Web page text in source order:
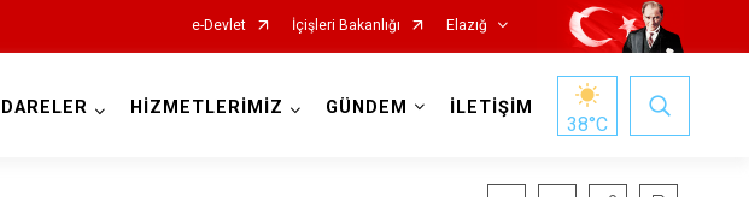
e-Devlet İçişleri Bakanlığı Elazığ
HİZMETLERİMİZ GÜNDEM İLETİŞİM
38°C